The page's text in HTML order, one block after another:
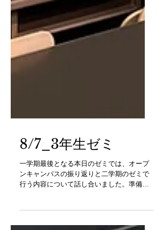
8/7_3年生ゼミ
一学期最後となる本日のゼミでは、オープ
なかったことは今後改善していきたいポイ